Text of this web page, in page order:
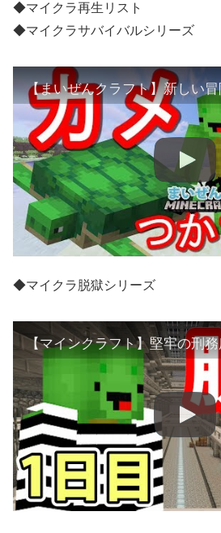
◆マイクラ再生リスト
◆マイクラサバイバルシリーズ
◆マイクラ脱獄シリーズ